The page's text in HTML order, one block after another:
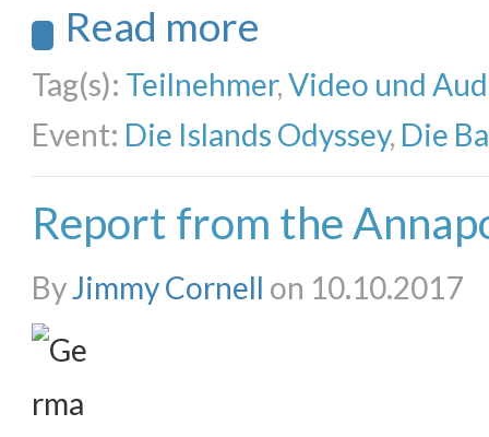
Read more
Tag(s): Teilnehmer,Video und
Event: Die Islands Odyssey, Die
Report from the
ByJimmy Cornell on 10.10.2017